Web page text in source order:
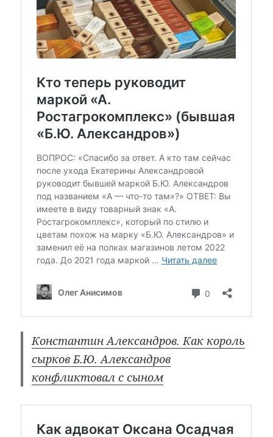
Константин Александров. Как король
сырков Б.Ю. Александров
конфликтовал с сыном